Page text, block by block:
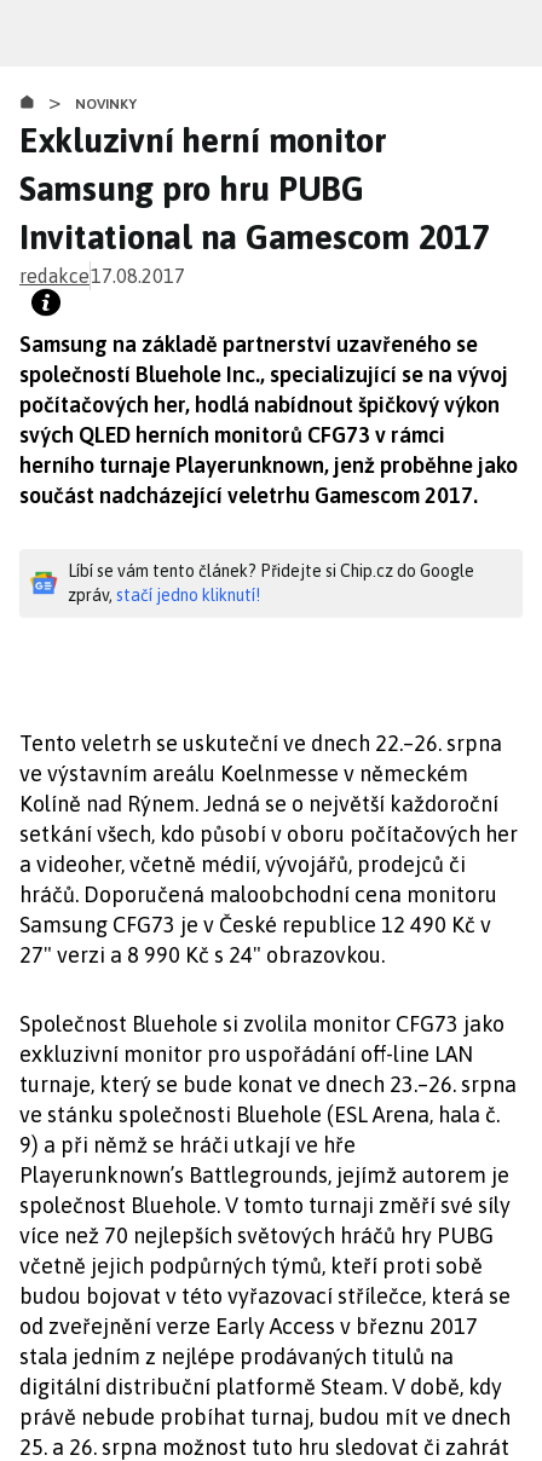
obsahu
> NOVINKY
Exkluzivní herní monitor
Samsung pro hru PUBG
Invitational na Gamescom 2017
redakce17.08.2017
Samsung na základě partnerství uzavřeného se
společností Bluehole Inc., specializující se na vývoj
počítačových her, hodlá nabídnout špičkový výkon
svých QLED herních monitorů CFG73 v rámci
herního turnaje Playerunknown, jenž proběhne jako
součást nadcházející veletrhu Gamescom 2017.
Líbí se vám tento článek? Přidejte si Chip.cz do Google
zpráv, stačí jedno kliknutí!
Tento veletrh se uskuteční ve dnech 22.–26. srpna
ve výstavním areálu Koelnmesse v německém
Kolíně nad Rýnem. Jedná se o největší každoroční
setkání všech, kdo působí v oboru počítačových her
a videoher, včetně médií, vývojářů, prodejců či
hráčů. Doporučená maloobchodní cena monitoru
Samsung CFG73 je v České republice 12 490 Kč v
27" verzi a 8 990 Kč s 24" obrazovkou.
Společnost Bluehole si zvolila monitor CFG73 jako
exkluzivní monitor pro uspořádání off-line LAN
turnaje, který se bude konat ve dnech 23.–26. srpna
ve stánku společnosti Bluehole (ESL Arena, hala č.
9) a při němž se hráči utkají ve hře
Playerunknown’s Battlegrounds, jejímž autorem je
společnost Bluehole. V tomto turnaji změří své síly
více než 70 nejlepších světových hráčů hry PUBG
včetně jejich podpůrných týmů, kteří proti sobě
budou bojovat v této vyřazovací střílečce, která se
od zveřejnění verze Early Access v březnu 2017
stala jedním z nejlépe prodávaných titulů na
digitální distribuční platformě Steam. V době, kdy
právě nebude probíhat turnaj, budou mít ve dnech
25. a 26. srpna možnost tuto hru sledovat či zahrát